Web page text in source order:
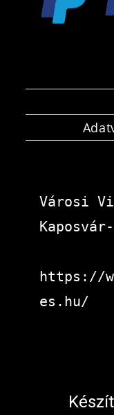
Városi
Kaposvár-
https://
es.hu/